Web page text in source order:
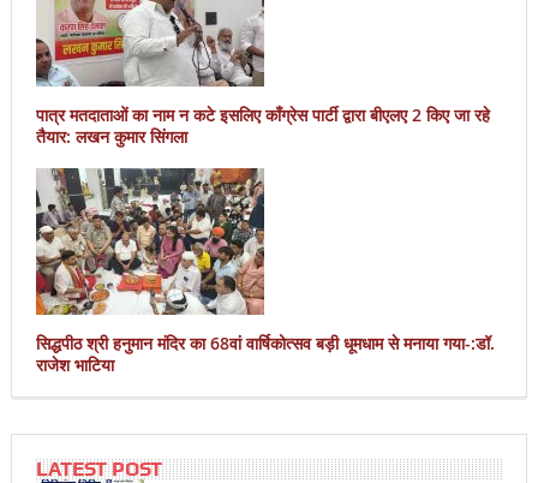
पात्र मतदाताओं का नाम न कटे इसलिए काँग्रेस पार्टी द्वारा बीएलए 2 किए जा रहे
तैयार: लखन कुमार सिंगला
सिद्धपीठ श्री हनुमान मंदिर का 68वां वार्षिकोत्सव बड़ी धूमधाम से मनाया गया-:डॉ.
राजेश भाटिया
LATEST POST